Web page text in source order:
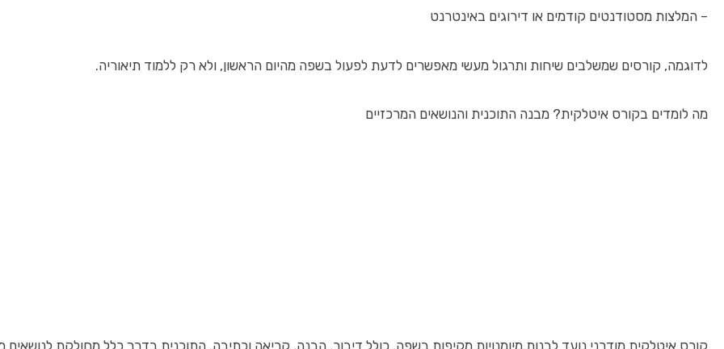
– המלצות מסטודנטים קודמים או דירוגים באינטרנט
לדוגמה, קורסים שמשלבים שיחות ותרגול מעשי מאפשרים לדעת לפעול בשפה מהיום הראשון, ולא רק ללמוד תיאוריה.
מה לומדים בקורס איטלקית? מבנה התוכנית והנושאים המרכזיים
קורס איטלקית מודרני נועד לבנות מיומנויות מקיפות בשפה, כולל דיבור, הבנה, קריאה וכתיבה. התוכנית בדרך כלל מחולקת